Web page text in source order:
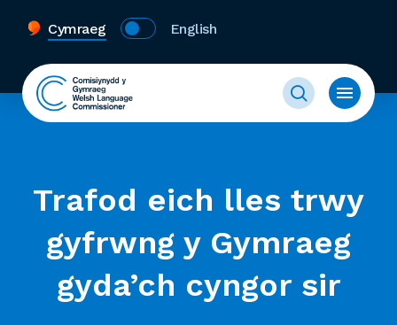
Cymraeg English
Trafod eich lles trwy
gyfrwng y Gymraeg
gyda’ch cyngor sir